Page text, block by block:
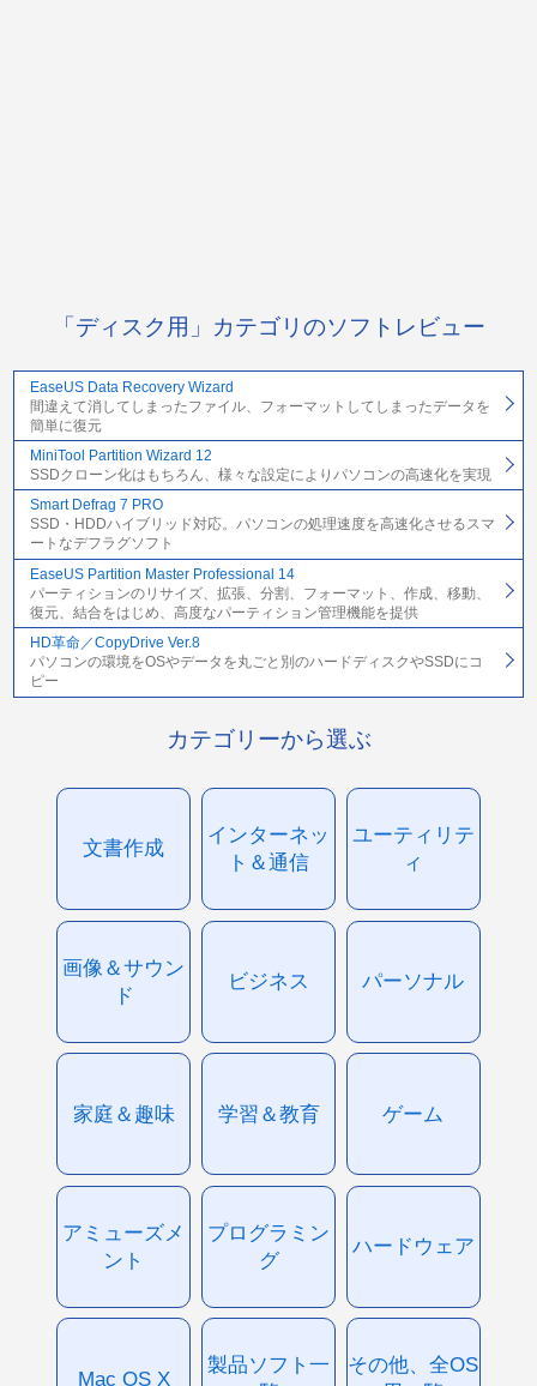
「ディスク用」カテゴリのソフトレビュー
EaseUS Data Recovery Wizard
間違えて消してしまったファイル、フォーマットしてしまったデータを
簡単に復元
MiniTool Partition Wizard 12
SSDクローン化はもちろん、様々な設定によりパソコンの高速化を実現
Smart Defrag 7 PRO
SSD・HDDハイブリッド対応。パソコンの処理速度を高速化させるスマ
ートなデフラグソフト
EaseUS Partition Master Professional 14
パーティションのリサイズ、拡張、分割、フォーマット、作成、移動、
復元、結合をはじめ、高度なパーティション管理機能を提供
HD革命／CopyDrive Ver.8
パソコンの環境をOSやデータを丸ごと別のハードディスクやSSDにコ
ピー
カテゴリーから選ぶ
文書作成
インターネッ
ト＆通信
ユーティリテ
ィ
画像＆サウン
ド
ビジネス パーソナル
家庭＆趣味 学習＆教育 ゲーム
アミューズメ
ント
プログラミン
グ
ハードウェア
Mac OS X
製品ソフト一
その他、全OS